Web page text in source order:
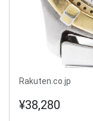
Rakuten.co.jp
¥38,280